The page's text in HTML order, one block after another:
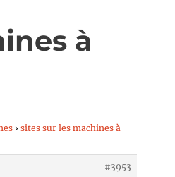
à
› sites sur les machines à
#3953